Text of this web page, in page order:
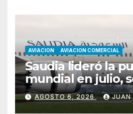
AVIACION AVIACION COMERCIAL
Saudia lideró la
mundial en julio,
Cirium
AGOSTO 6, 2026 JUAN